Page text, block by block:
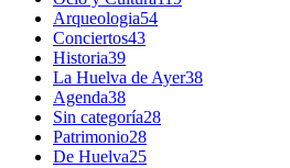
Arqueologia54
Conciertos43
Historia39
La Huelva de Ayer38
Agenda38
Sin categoría28
Patrimonio28
De Huelva25